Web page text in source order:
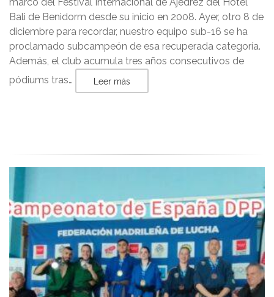
Bali de Benidorm desde su inicio en 2008. Ayer, otro 8 de
diciembre para recordar, nuestro equipo sub-16 se ha
proclamado subcampeón de esa recuperada categoría.
Además, el club acumula tres años consecutivos de
pódiums tras…
Leer más